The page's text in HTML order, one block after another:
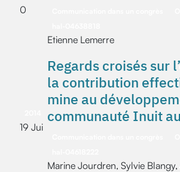
0
Etienne Lemerre
19 Jui
Regards croisés sur
la contribution
mine au
communauté Inuit
Marine Jourdren, Sylvie Blangy,